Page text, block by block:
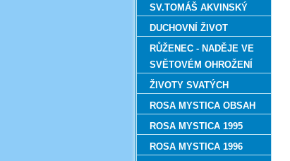
SV.TOMÁŠ AKVINSKÝ
DUCHOVNÍ ŽIVOT
RŮŽENEC - NADĚJE VE
SVĚTOVÉM OHROŽENÍ
ŽIVOTY SVATÝCH
ROSA MYSTICA OBSAH
ROSA MYSTICA 1995
ROSA MYSTICA 1996